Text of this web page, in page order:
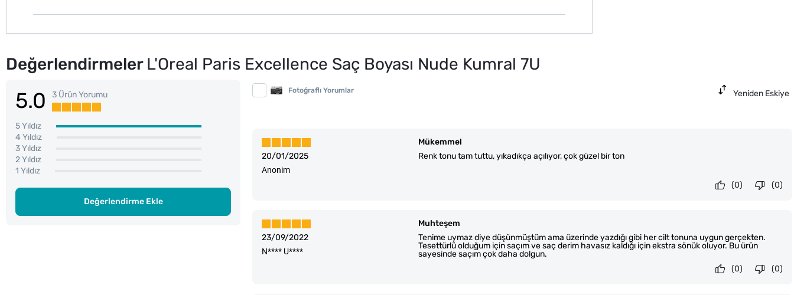
Değerlendirmeler L'Oreal Paris Excellence Saç Boyası Nude Kumral 7U
5.0 3 Ürün Yorumu
5 Yıldız
4 Yıldız
3 Yıldız
2 Yıldız
1 Yıldız
Değerlendirme Ekle
Fotoğraflı Yorumlar Yeniden Eskiye
20/01/2025
Mükemmel
Renk tonu tam tuttu, yıkadıkça açılıyor, çok güzel bir ton
Anonim
(0)
(0)
23/09/2022
Muhteşem
Tenime uymaz diye düşünmüştüm ama üzerinde yazdığı gibi her cilt tonuna uygun gerçekten.
Tesettürlü olduğum için saçım ve saç derim havasız kaldığı için ekstra sönük oluyor. Bu ürün
sayesinde saçım çok daha dolgun.
N**** U****
(0)
(0)